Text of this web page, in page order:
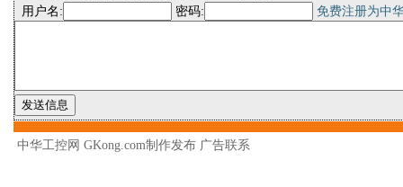
用户名:
密码: 免费注册为中
中华工控网 GKong.com制作发布 广告联系